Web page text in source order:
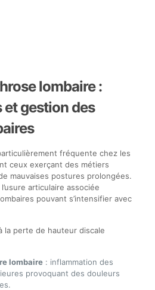
lombaire :
gestion des
fréquente chez les
ceux exerçant des métiers
mauvaises postures prolongées.
articulaire associée
pouvant s’intensifier avec
la perte de hauteur discale
lombaire: inflammation des
provoquant des douleurs